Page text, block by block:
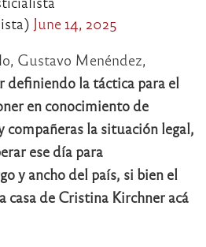
June 14, 2025
Gustavo Menéndez,
definiendo la táctica para el
en conocimiento de
compañeras la situación legal,
ese día para
y ancho del país, si bien el
casa de Cristina Kirchner acá